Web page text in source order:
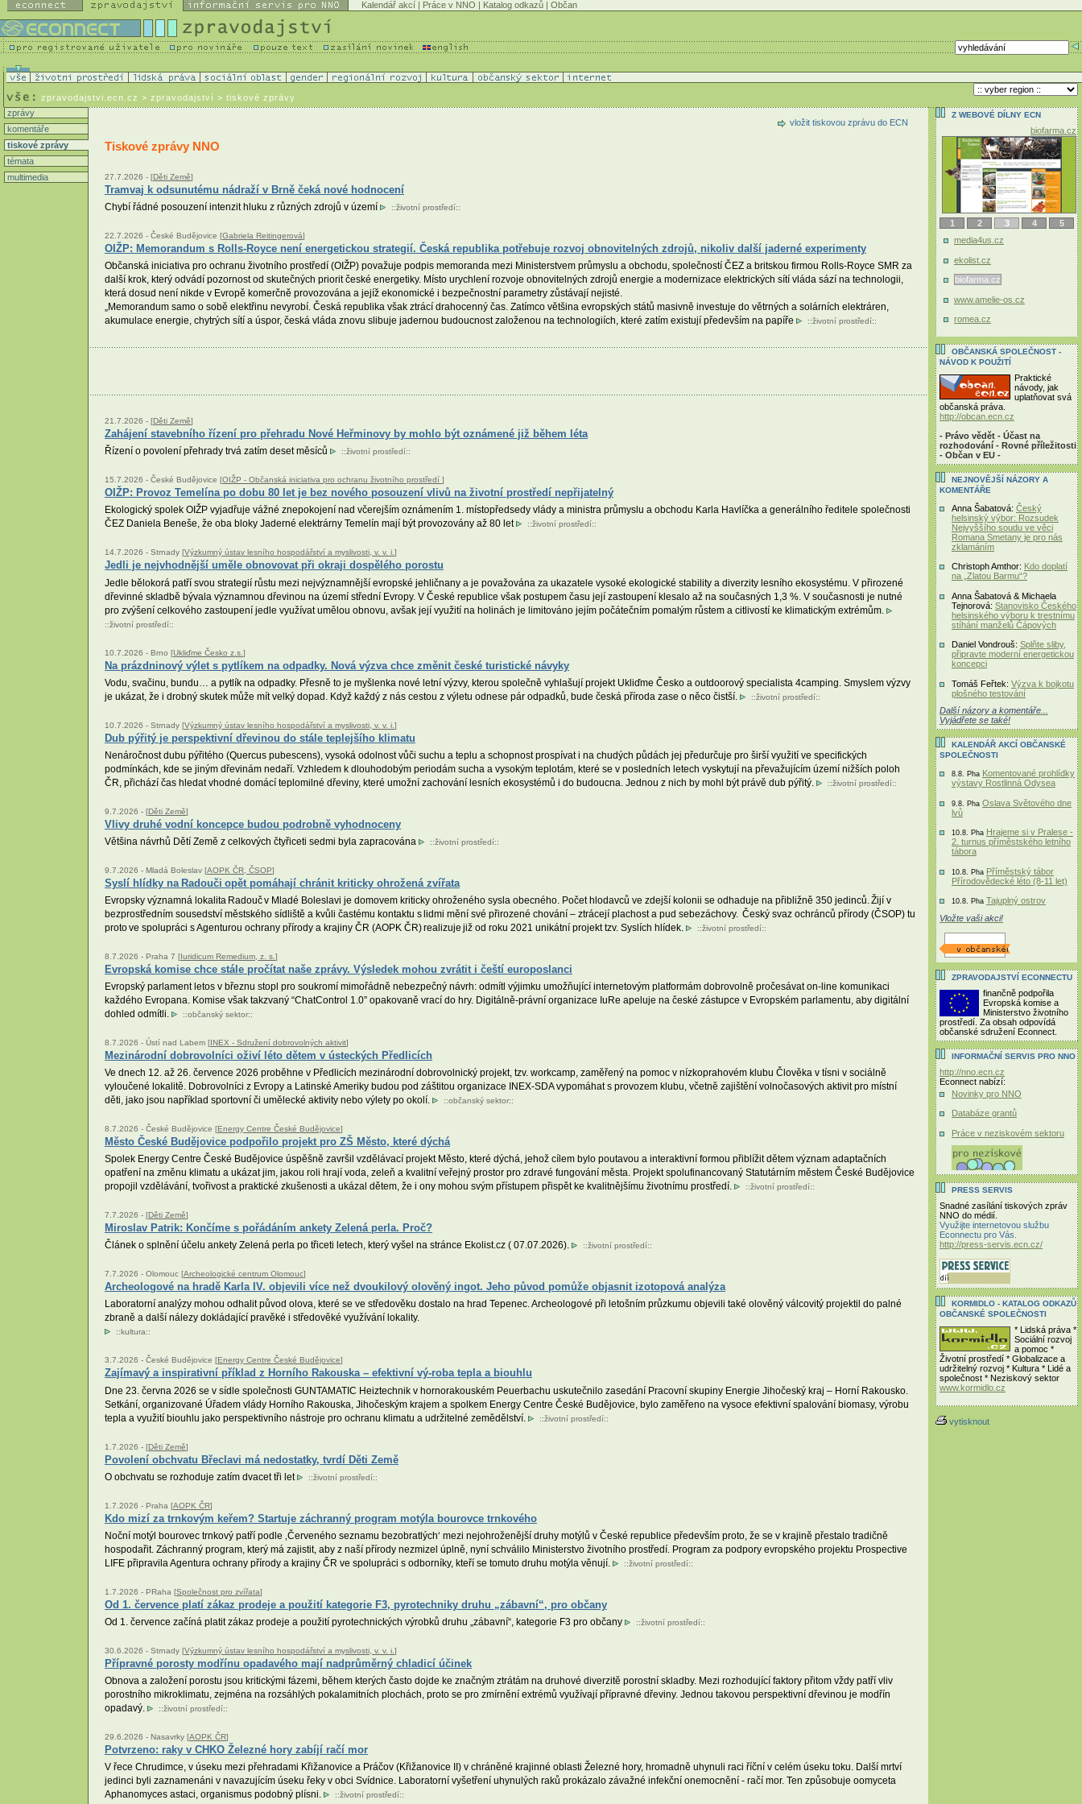
Kalendář akcí | Práce v NNO | Katalog odkazů | Občan
zpravodajstvi.ecn.cz > zpravodajství > tiskové zprávy
zprávy
komentáře
tiskové zprávy
témata
multimedia
vložit tiskovou zprávu do ECN
Tiskové zprávy NNO
27.7.2026 - [Děti Země]
Tramvaj k odsunutému nádraží v Brně čeká nové hodnocení
Chybí řádné posouzení intenzit hluku z různých zdrojů v území ::životní prostředí::
22.7.2026 - České Budějovice [Gabriela Reitingerová]
OIŽP: Memorandum s Rolls-Royce není energetickou strategií. Česká republika potřebuje rozvoj obnovitelných zdrojů, nikoliv další jaderné experimenty
Občanská iniciativa pro ochranu životního prostředí (OIŽP) považuje podpis memoranda mezi Ministerstvem průmyslu a obchodu, společností ČEZ a britskou firmou Rolls-Royce SMR za
další krok, který odvádí pozornost od skutečných priorit české energetiky. Místo urychlení rozvoje obnovitelných zdrojů energie a modernizace elektrických sítí vláda sází na technologii,
která dosud není nikde v Evropě komerčně provozována a jejíž ekonomické i bezpečnostní parametry zůstávají nejisté.
„Memorandum samo o sobě elektřinu nevyrobí. Česká republika však ztrácí drahocenný čas. Zatímco většina evropských států masivně investuje do větrných a solárních elektráren,
akumulace energie, chytrých sítí a úspor, česká vláda znovu slibuje jadernou budoucnost založenou na technologiích, které zatím existují především na papíře
::životní prostředí::
21.7.2026 - [Děti Země]
Zahájení stavebního řízení pro přehradu Nové Heřminovy by mohlo být oznámené již během léta
Řízení o povolení přehrady trvá zatím deset měsíců ::životní prostředí::
15.7.2026 - České Budějovice [OIŽP - Občanská iniciativa pro ochranu životního prostředí ]
OIŽP: Provoz Temelína po dobu 80 let je bez nového posouzení vlivů na životní prostředí nepřijatelný
Ekologický spolek OIŽP vyjadřuje vážné znepokojení nad včerejším oznámením 1. místopředsedy vlády a ministra průmyslu a obchodu Karla Havlíčka a generálního ředitele společnosti
ČEZ Daniela Beneše, že oba bloky Jaderné elektrárny Temelín mají být provozovány až 80 let
::životní prostředí::
14.7.2026 - Strnady [Výzkumný ústav lesního hospodářství a myslivosti, v. v. i.]
Jedli je nejvhodnější uměle obnovovat při okraji dospělého porostu
Jedle bělokorá patří svou strategií růstu mezi nejvýznamnější evropské jehličnany a je považována za ukazatele vysoké ekologické stability a diverzity lesního ekosystému. V přirozené
dřevinné skladbě bývala významnou dřevinou na území střední Evropy. V České republice však postupem času její zastoupení klesalo až na současných 1,3 %. V současnosti je nutné
pro zvýšení celkového zastoupení jedle využívat umělou obnovu, avšak její využití na holinách je limitováno jejím počátečním pomalým růstem a citlivostí ke klimatickým extrémům.
::životní prostředí::
10.7.2026 - Brno [Ukliďme Česko z.s. ]
Na prázdninový výlet s pytlíkem na odpadky. Nová výzva chce změnit české turistické návyky
Vodu, svačinu, bundu… a pytlík na odpadky. Přesně to je myšlenka nové letní výzvy, kterou společně vyhlašují projekt Ukliďme Česko a outdoorový specialista 4camping. Smyslem výzvy
je ukázat, že i drobný skutek může mít velký dopad. Když každý z nás cestou z výletu odnese pár odpadků, bude česká příroda zase o něco čistší.
::životní prostředí::
10.7.2026 - Strnady [Výzkumný ústav lesního hospodářství a myslivosti, v. v. i. ]
Dub pýřitý je perspektivní dřevinou do stále teplejšího klimatu
Nenáročnost dubu pýřitého (Quercus pubescens), vysoká odolnost vůči suchu a teplu a schopnost prospívat i na chudých půdách jej předurčuje pro širší využití ve specifických
podmínkách, kde se jiným dřevinám nedaří. Vzhledem k dlouhodobým periodám sucha a vysokým teplotám, které se v posledních letech vyskytují na převažujícím území nižších poloh
ČR, přichází čas hledat vhodné domácí teplomilné dřeviny, které umožní zachování lesních ekosystémů i do budoucna. Jednou z nich by mohl být právě dub pýřitý.
::životní prostředí::
9.7.2026 - [Děti Země]
Vlivy druhé vodní koncepce budou podrobně vyhodnoceny
Většina návrhů Dětí Země z celkových čtyřiceti sedmi byla zapracována ::životní prostředí::
9.7.2026 - Mladá Boleslav [AOPK ČR, ČSOP]
Syslí hlídky na Radouči opět pomáhají chránit kriticky ohrožená zvířata
Evropsky významná lokalita Radouč v Mladé Boleslavi je domovem kriticky ohroženého sysla obecného. Počet hlodavců ve zdejší kolonii se odhaduje na přibližně 350 jedinců. Žijí v
bezprostředním sousedství městského sídliště a kvůli častému kontaktu s lidmi mění své přirozené chování – ztrácejí plachost a pud sebezáchovy. Český svaz ochránců přírody (ČSOP) tu
proto ve spolupráci s Agenturou ochrany přírody a krajiny ČR (AOPK ČR) realizuje již od roku 2021 unikátní projekt tzv. Syslích hlídek.
::životní prostředí::
8.7.2026 - Praha 7 [Iuridicum Remedium, z. s. ]
Evropská komise chce stále pročítat naše zprávy. Výsledek mohou zvrátit i čeští europoslanci
Evropský parlament letos v březnu stopl pro soukromí mimořádně nebezpečný návrh: odmítl výjimku umožňující internetovým platformám dobrovolně pročesávat on-line komunikaci
každého Evropana. Komise však takzvaný “ChatControl 1.0” opakovaně vrací do hry. Digitálně-právní organizace IuRe apeluje na české zástupce v Evropském parlamentu, aby digitální
dohled odmítli.
::občanský sektor::
8.7.2026 - Ústí nad Labem [INEX - Sdružení dobrovolných aktivit]
Mezinárodní dobrovolníci oživí léto dětem v ústeckých Předlicích
Ve dnech 12. až 26. července 2026 proběhne v Předlicích mezinárodní dobrovolnický projekt, tzv. workcamp, zaměřený na pomoc v nízkoprahovém klubu Člověka v tísni v sociálně
vyloučené lokalitě. Dobrovolníci z Evropy a Latinské Ameriky budou pod záštitou organizace INEX-SDA vypomáhat s provozem klubu, včetně zajištění volnočasových aktivit pro místní
děti, jako jsou například sportovní či umělecké aktivity nebo výlety po okolí.
::občanský sektor::
8.7.2026 - České Budějovice [Energy Centre České Budějovice]
Město České Budějovice podpořilo projekt pro ZŠ Město, které dýchá
Spolek Energy Centre České Budějovice úspěšně završil vzdělávací projekt Město, které dýchá, jehož cílem bylo poutavou a interaktivní formou přiblížit dětem význam adaptačních
opatření na změnu klimatu a ukázat jim, jakou roli hrají voda, zeleň a kvalitní veřejný prostor pro zdravé fungování města. Projekt spolufinancovaný Statutárním městem České Budějovice
propojil vzdělávání, tvořivost a praktické zkušenosti a ukázal dětem, že i ony mohou svým přístupem přispět ke kvalitnějšímu životnímu prostředí.
::životní prostředí::
7.7.2026 - [Děti Země]
Miroslav Patrik: Končíme s pořádáním ankety Zelená perla. Proč?
Článek o splnění účelu ankety Zelená perla po třiceti letech, který vyšel na stránce Ekolist.cz ( 07.07.2026). ::životní prostředí::
7.7.2026 - Olomouc [Archeologické centrum Olomouc]
Archeologové na hradě Karla IV. objevili více než dvoukilový olověný ingot. Jeho původ pomůže objasnit izotopová analýza
Laboratorní analýzy mohou odhalit původ olova, které se ve středověku dostalo na hrad Tepenec. Archeologové při letošním průzkumu objevili také olověný válcovitý projektil do palné
zbraně a další nálezy dokládající pravěké i středověké využívání lokality.
::kultura::
3.7.2026 - České Budějovice [Energy Centre České Budějovice]
Zajímavý a inspirativní příklad z Horního Rakouska – efektivní vý-roba tepla a biouhlu
Dne 23. června 2026 se v sídle společnosti GUNTAMATIC Heiztechnik v hornorakouském Peuerbachu uskutečnilo zasedání Pracovní skupiny Energie Jihočeský kraj – Horní Rakousko.
Setkání, organizované Úřadem vlády Horního Rakouska, Jihočeským krajem a spolkem Energy Centre České Budějovice, bylo zaměřeno na vysoce efektivní spalování biomasy, výrobu
tepla a využití biouhlu jako perspektivního nástroje pro ochranu klimatu a udržitelné zemědělství.
::životní prostředí::
1.7.2026 - [Děti Země]
Povolení obchvatu Břeclavi má nedostatky, tvrdí Děti Země
O obchvatu se rozhoduje zatím dvacet tři let ::životní prostředí::
1.7.2026 - Praha [AOPK ČR]
Kdo mizí za trnkovým keřem? Startuje záchranný program motýla bourovce trnkového
Noční motýl bourovec trnkový patří podle ‚Červeného seznamu bezobratlých‘ mezi nejohroženější druhy motýlů v České republice především proto, že se v krajině přestalo tradičně
hospodařit. Záchranný program, který má zajistit, aby z naší přírody nezmizel úplně, nyní schválilo Ministerstvo životního prostředí. Program za podpory evropského projektu Prospective
LIFE připravila Agentura ochrany přírody a krajiny ČR ve spolupráci s odborníky, kteří se tomuto druhu motýla věnují.
::životní prostředí::
1.7.2026 - PRaha [Společnost pro zvířata]
Od 1. července platí zákaz prodeje a použití kategorie F3, pyrotechniky druhu „zábavní“, pro občany
Od 1. července začíná platit zákaz prodeje a použití pyrotechnických výrobků druhu „zábavní“, kategorie F3 pro občany ::životní prostředí::
30.6.2026 - Strnady [Výzkumný ústav lesního hospodářství a myslivosti, v. v. i. ]
Přípravné porosty modřínu opadavého mají nadprůměrný chladicí účinek
Obnova a založení porostu jsou kritickými fázemi, během kterých často dojde ke značným ztrátám na druhové diverzitě porostní skladby. Mezi rozhodující faktory přitom vždy patří vliv
porostního mikroklimatu, zejména na rozsáhlých pokalamitních plochách, proto se pro zmírnění extrémů využívají přípravné dřeviny. Jednou takovou perspektivní dřevinou je modřín
opadavý.
::životní prostředí::
29.6.2026 - Nasavrky [AOPK ČR]
Potvrzeno: raky v CHKO Železné hory zabíjí račí mor
V řece Chrudimce, v úseku mezi přehradami Křižanovice a Práčov (Křižanovice II) v chráněné krajinné oblasti Železné hory, hromadně uhynuli raci říční v celém úseku toku. Další mrtví
jedinci byli zaznamenáni v navazujícím úseku řeky v obci Svídnice. Laboratorní vyšetření uhynulých raků prokázalo závažné infekční onemocnění - račí mor. Ten způsobuje oomyceta
Aphanomyces astaci, organismus podobný plísni.
::životní prostředí::
Z WEBOVÉ DÍLNY ECN
biofarma.cz
1 2 3 4
5
media4us.cz
ekolist.cz
biofarma.cz
www.amelie-os.cz
romea.cz
OBČANSKÁ SPOLEČNOST -
NÁVOD K POUŽITÍ
Praktické
návody, jak
uplatňovat svá
občanská práva.
http://obcan.ecn.cz
- Právo vědět - Účast na
rozhodování - Rovné příležitosti
- Občan v EU -
NEJNOVĚJŠÍ NÁZORY A
KOMENTÁŘE
Anna Šabatová: Český
helsinský výbor: Rozsudek
Nejvyššího soudu ve věci
Romana Smetany je pro nás
zklamáním
Christoph Amthor: Kdo doplatí
na „Zlatou Barmu“?
Anna Šabatová & Michaela
Tejnorová: Stanovisko Českého
helsinského výboru k trestnímu
stíhání manželů Čápových
Daniel Vondrouš: Splňte sliby,
připravte moderní energetickou
koncepci
Tomáš Feřtek: Výzva k bojkotu
plošného testování
Další názory a komentáře...
Vyjádřete se také!
KALENDÁŘ AKCÍ OBČANSKÉ
SPOLEČNOSTI
8.8. Pha Komentované prohlídky
výstavy Rostlinná Odysea
9.8. Pha Oslava Světového dne
lvů
10.8. Pha Hrajeme si v Pralese -
2. turnus příměstského letního
tábora
10.8. Pha Příměstský tábor
Přírodovědecké léto (8-11 let)
10.8. Pha Tajuplný ostrov
Vložte vaši akci!
ZPRAVODAJSTVÍ ECONNECTU
finančně podpořila
Evropská komise a
Ministerstvo životního
prostředí. Za obsah odpovídá
občanské sdružení Econnect.
INFORMAČNÍ SERVIS PRO NNO
http://nno.ecn.cz
Econnect nabízí:
Novinky pro NNO
Databáze grantů
Práce v neziskovém sektoru
PRESS SERVIS
Snadné zasílání tiskových zpráv
NNO do médií.
Využijte internetovou službu
Econnectu pro Vás.
http://press-servis.ecn.cz/
KORMIDLO - KATALOG ODKAZŮ
OBČANSKÉ SPOLEČNOSTI
* Lidská práva *
Sociální rozvoj
a pomoc *
Životní prostředí * Globalizace a
udržitelný rozvoj * Kultura * Lidé a
společnost * Neziskový sektor
www.kormidlo.cz
vytisknout